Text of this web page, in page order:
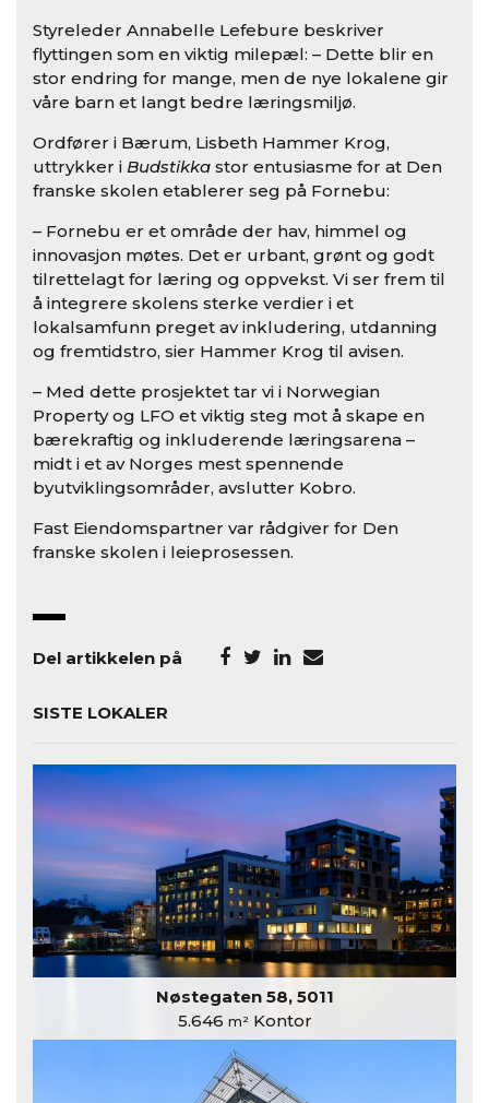
Styreleder Annabelle Lefebure beskriver
flyttingen som en viktig milepæl: – Dette blir en
stor endring for mange, men de nye lokalene gir
våre barn et langt bedre læringsmiljø.
Ordfører i Bærum, Lisbeth Hammer Krog,
uttrykker i Budstikka stor entusiasme for at Den
franske skolen etablerer seg på Fornebu:
– Fornebu er et område der hav, himmel og
innovasjon møtes. Det er urbant, grønt og godt
tilrettelagt for læring og oppvekst. Vi ser frem til
å integrere skolens sterke verdier i et
lokalsamfunn preget av inkludering, utdanning
og fremtidstro, sier Hammer Krog til avisen.
– Med dette prosjektet tar vi i Norwegian
Property og LFO et viktig steg mot å skape en
bærekraftig og inkluderende læringsarena –
midt i et av Norges mest spennende
byutviklingsområder, avslutter Kobro.
Fast Eiendomspartner var rådgiver for Den
franske skolen i leieprosessen.
Del artikkelen på
SISTE LOKALER
Nøstegaten 58, 5011
5.646 m²Kontor